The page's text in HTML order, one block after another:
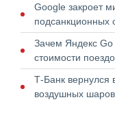
Google закроет
подсанкционных
Зачем Яндекс Go
стоимости
Т-Банк вернулся
воздушных шаров